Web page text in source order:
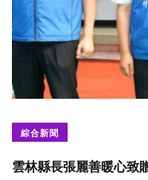
綜合新聞
雲林縣長張麗善暖心致